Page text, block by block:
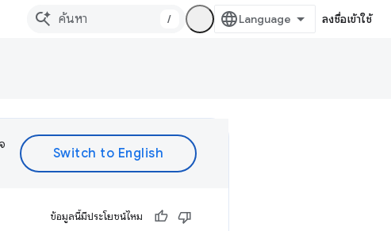
/ ลงชื่อเข้าใช้
ข้อมูลนี้มีประโยชน์ไหม